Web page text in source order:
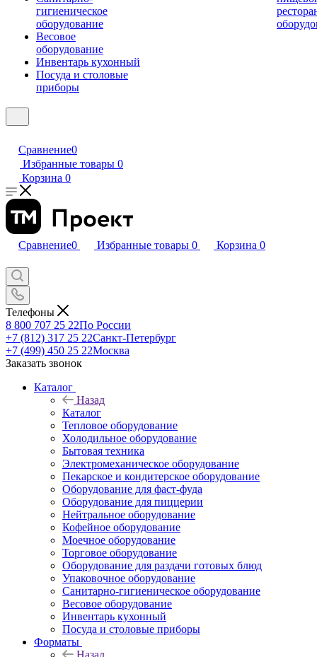
гигиеническое
оборудование
Весовое
оборудование
Инвентарь кухонный
Посуда и столовые
приборы
Сравнение0
Избранные товары 0
Корзина 0
Сравнение0 Избранные товары 0 Корзина 0
Телефоны
8 800 707 25 22По России
+7 (812) 317 25 22Санкт-Петербург
+7 (499) 450 25 22Москва
Заказать звонок
Каталог
Назад
Каталог
Тепловое оборудование
Холодильное оборудование
Бытовая техника
Электромеханическое оборудование
Пекарское и кондитерское оборудование
Оборудование для фаст-фуда
Оборудование для пиццерии
Нейтральное оборудование
Кофейное оборудование
Моечное оборудование
Торговое оборудование
Оборудование для раздачи готовых блюд
Упаковочное оборудование
Санитарно-гигиеническое оборудование
Весовое оборудование
Инвентарь кухонный
Посуда и столовые приборы
Форматы
Назад